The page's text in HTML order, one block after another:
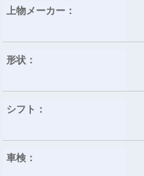
上物メーカー：
形状：
シフト：
車検：